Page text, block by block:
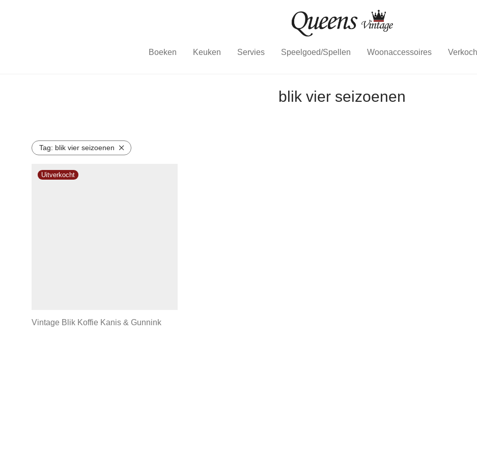
Boeken Keuken Servies Speelgoed/Spellen Woonaccessoires
blik vier seizoenen
Tag: blik vier seizoenen
Vintage Blik Koffie Kanis & Gunnink